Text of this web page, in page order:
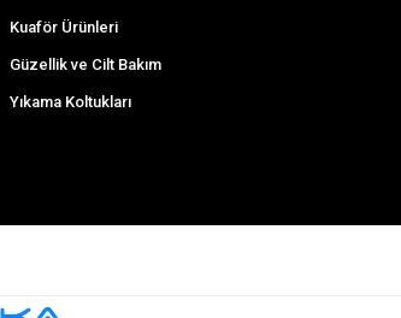
Kuaför Ürünleri
Güzellik ve Cilt Bakım
Yıkama Koltukları